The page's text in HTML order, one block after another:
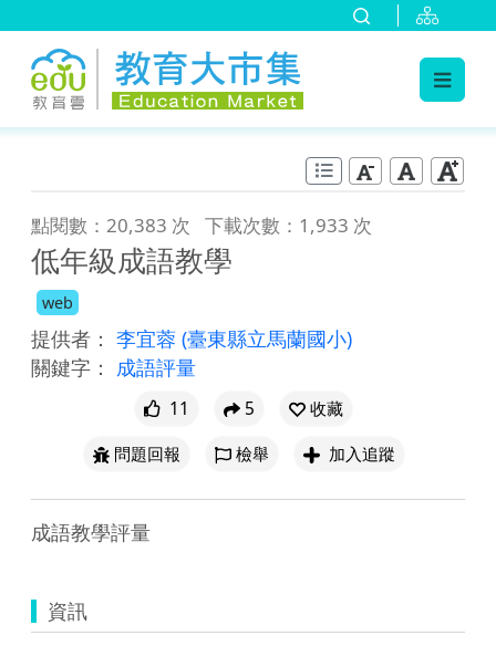
點閱數：20,383 次 下載次數：1,933 次
低年級成語教學
web
提供者： 李宜蓉 (臺東縣立馬蘭國小)
關鍵字： 成語評量
11 5
收藏
問題回報
檢舉 加入追蹤
成語教學評量
資訊